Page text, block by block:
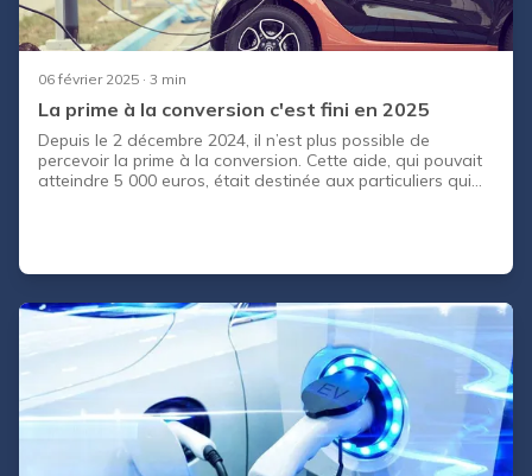
06 février 2025 · 3 min
La prime à la conversion c'est fini en 2025
Depuis le 2 décembre 2024, il n’est plus possible de
percevoir la prime à la conversion. Cette aide, qui pouvait
atteindre 5 000 euros, était destinée aux particuliers qui